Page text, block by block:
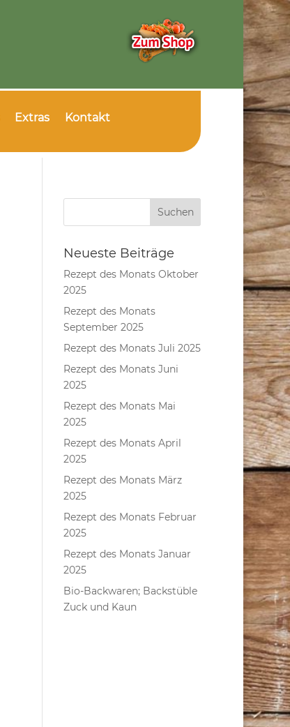
Extras Kontakt
Neueste Beiträge
Rezept des Monats Oktober
2025
Rezept des Monats
September 2025
Rezept des Monats Juli 2025
Rezept des Monats Juni
2025
Rezept des Monats Mai
2025
Rezept des Monats April
2025
Rezept des Monats März
2025
Rezept des Monats Februar
2025
Rezept des Monats Januar
2025
Bio-Backwaren; Backstüble
Zuck und Kaun